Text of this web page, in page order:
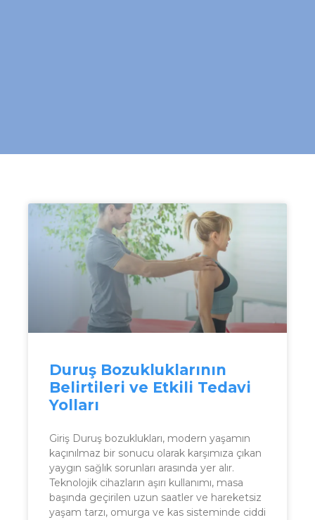
Duruş Bozukluklarının
Belirtileri ve Etkili Tedavi
Yolları
Giriş Duruş bozuklukları, modern yaşamın
kaçınılmaz bir sonucu olarak karşımıza çıkan
yaygın sağlık sorunları arasında yer alır.
Teknolojik cihazların aşırı kullanımı, masa
başında geçirilen uzun saatler ve hareketsiz
yaşam tarzı, omurga ve kas sisteminde ciddi